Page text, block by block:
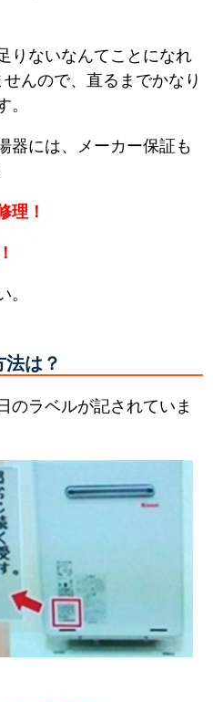
りないなんてことになれ
んので、直るまでかなり
。
器には、メーカー保証も
理！
。
は？
のラベルが記されていま